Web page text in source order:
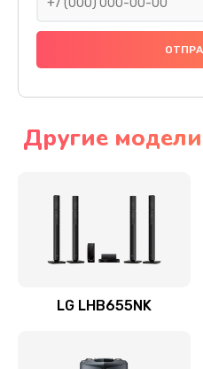
Ремонт / замена
Другие
LG LHB655NK